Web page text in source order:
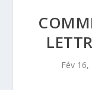
Fév 16,